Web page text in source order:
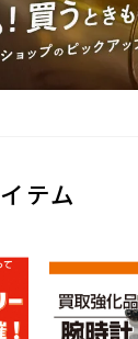
テム